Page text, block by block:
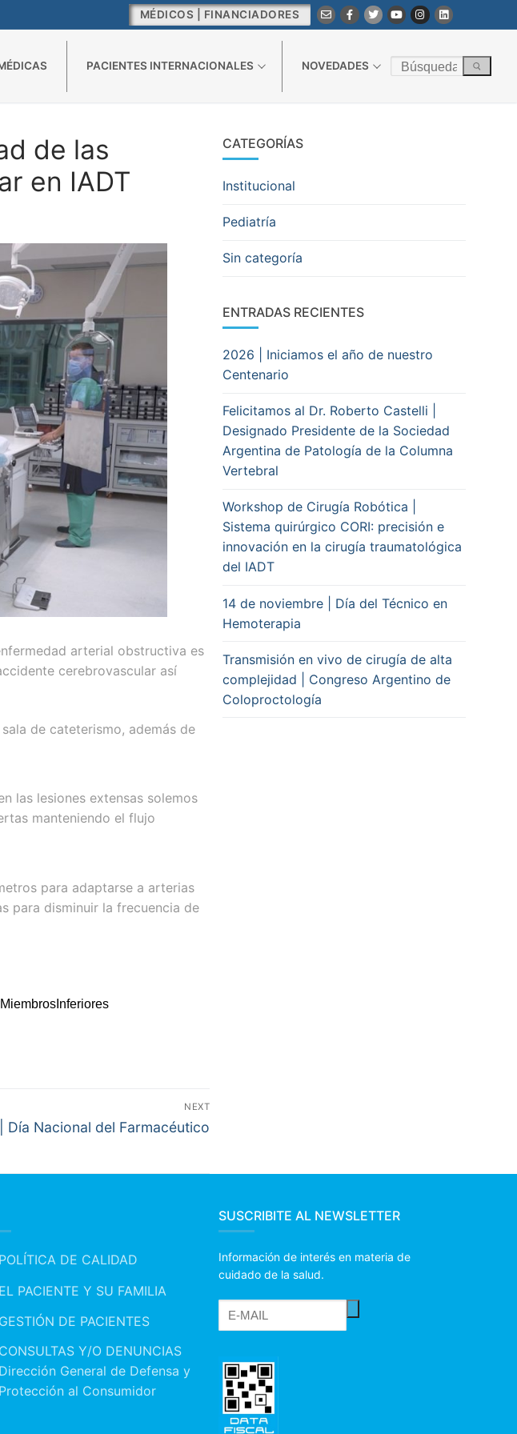
MÉDICOS | FINANCIADORES
PACIENTES INTERNACIONALES NOVEDADES
Buscar
CARDIOVASCULAR EN IADT
de las
en IADT
arterial obstructiva es
cerebrovascular así
de cateterismo, además de
las lesiones extensas solemos
manteniendo el flujo
para adaptarse a arterias
para disminuir la frecuencia de
NEXT
Día Nacional del Farmacéutico
CATEGORÍAS
Institucional
Pediatría
Sin categoría
ENTRADAS RECIENTES
2026 | Iniciamos el año de nuestro
Centenario
Felicitamos al Dr. Roberto Castelli |
Designado Presidente de la Sociedad
Argentina de Patología de la Columna
Vertebral
Workshop de Cirugía Robótica |
Sistema quirúrgico CORI: precisión e
innovación en la cirugía traumatológica
del IADT
14 de noviembre | Día del Técnico en
Hemoterapia
Transmisión en vivo de cirugía de alta
complejidad | Congreso Argentino de
Coloproctología
POLÍTICA DE CALIDAD
EL PACIENTE Y SU FAMILIA
GESTIÓN DE PACIENTES
CONSULTAS Y/O DENUNCIAS
Dirección General de Defensa y
Protección al Consumidor
SUSCRIBITE AL NEWSLETTER
Información de interés en materia de
cuidado de la salud.